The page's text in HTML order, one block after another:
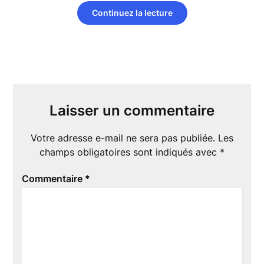
Continuez la lecture
Laisser un commentaire
Votre adresse e-mail ne sera pas publiée. Les
champs obligatoires sont indiqués avec *
Commentaire *